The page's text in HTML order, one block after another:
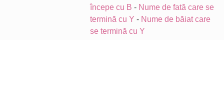
începe cu B - Nume de fată care se
termină cu Y - Nume de băiat care
se termină cu Y